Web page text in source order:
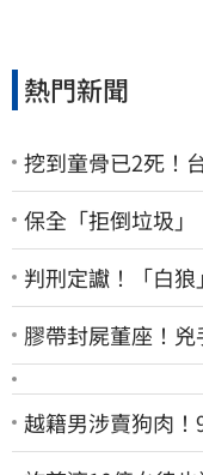
熱門新聞
挖到童骨已2死！
保全「拒倒垃圾
判刑定讞！「白
膠帶封屍董座！
越籍男涉賣狗肉！